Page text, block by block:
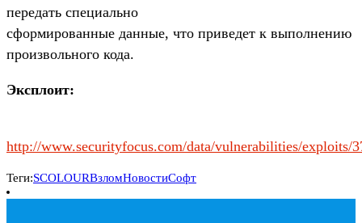
передать специально
сформированные данные, что приведет к выполнению
произвольного кода.
Эксплоит:
http://www.securityfocus.com/data/vulnerabilities/exploits/
Теги:SCOLOURВзломНовостиСофт